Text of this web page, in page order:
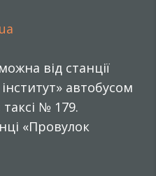
від станції
автобусом
№ 179.
«Провулок